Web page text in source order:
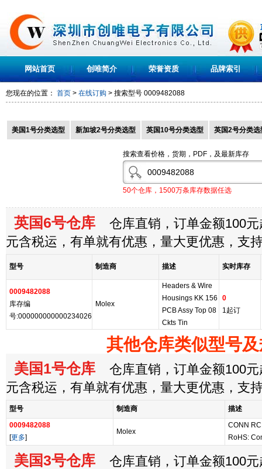
网站首页 创唯简介 荣誉资质 品牌索引
您现在的位置： 首页 > 在线订购 > 搜索型号 0009482088
美国1号分类选型 新加坡2号分类选型 英国10号分类选型 英国2号分类选
搜索查看价格，货期，PDF，及最新库存
50个仓库，1500万条库存数据任选
英国6号仓库 仓库直销，订单金额100元
元含税运，有单就有优惠，量大更优惠，支
型号 制造商 描述 实时库存
0009482088
库存编
号:000000000000234026
Molex
Headers & Wire
Housings KK 156
PCB Assy Top 08
Ckts Tin
0
1起订
其他仓库类似型号
美国1号仓库 仓库直销，订单金额100元
元含税运，有单就有优惠，量大更优惠，支
型号 制造商
描述
0009482088
[更多]
Molex
CONN
RoHS:
美国3号仓库 仓库直销，订单金额100元